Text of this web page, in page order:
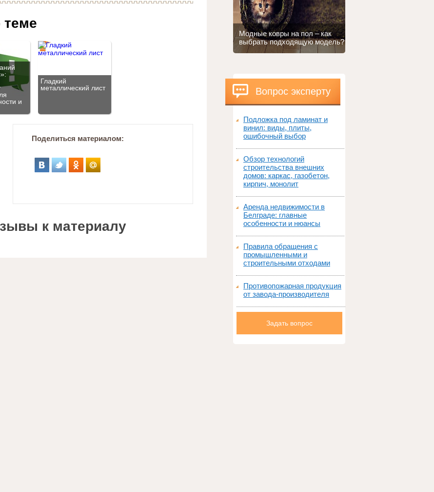
теме
и
Гладкий
металлический лист
Поделиться материалом:
к материалу
Модные ковры на пол – как
выбрать подходящую модель?
Вопрос эксперту
Подложка под ламинат и
винил: виды, плиты,
ошибочный выбор
Обзор технологий
строительства внешних
домов: каркас, газобетон,
кирпич, монолит
Аренда недвижимости в
Белграде: главные
особенности и нюансы
Правила обращения с
промышленными и
строительными отходами
Противопожарная продукция
от завода-производителя
Задать вопрос